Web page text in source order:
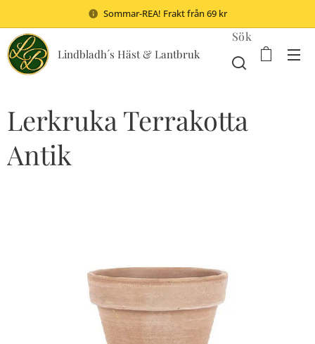
Sommar-REA! Frakt från 69 kr
Lindbladh´s Häst & Lantbruk
Sök
Lerkruka Terrakotta
Antik